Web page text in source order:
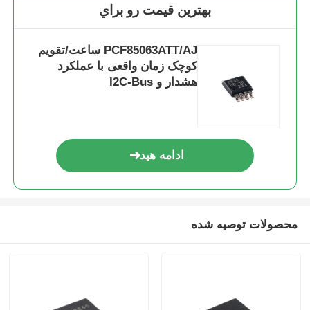
بهترين قيمت رو براي
PCF85063ATT/AJ ساعت/تقویم
کوچک زمان واقعی با عملکرد
هشدار و I2C-Bus
ادامه هید
محصولات توصیه شده